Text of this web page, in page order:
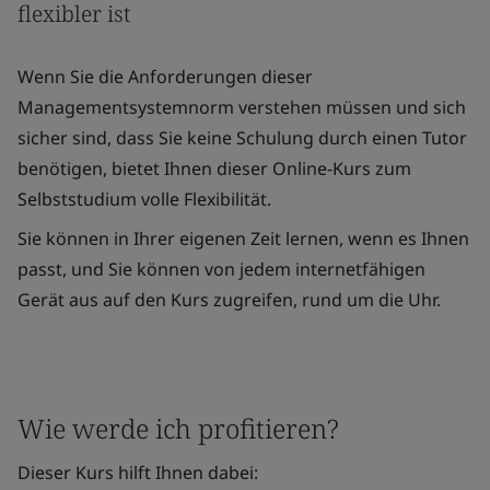
flexibler ist
Wenn Sie die Anforderungen dieser
Managementsystemnorm verstehen müssen und sich
sicher sind, dass Sie keine Schulung durch einen Tutor
benötigen, bietet Ihnen dieser Online-Kurs zum
Selbststudium volle Flexibilität.
Sie können in Ihrer eigenen Zeit lernen, wenn es Ihnen
passt, und Sie können von jedem internetfähigen
Gerät aus auf den Kurs zugreifen, rund um die Uhr.
Wie werde ich profitieren?
Dieser Kurs hilft Ihnen dabei: